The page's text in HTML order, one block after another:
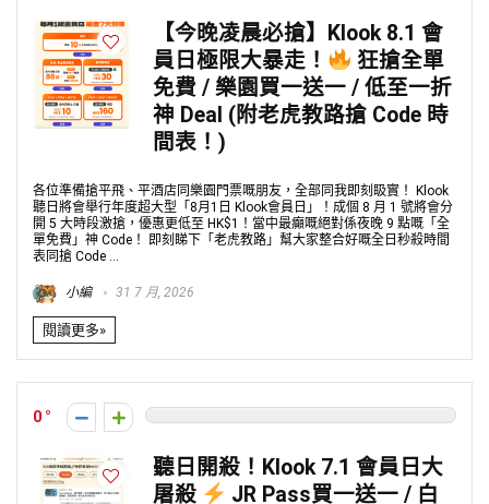
【今晚凌晨必搶】Klook 8.1 會
員日極限大暴走！
狂搶全單
免費 / 樂園買一送一 / 低至一折
神 Deal (附老虎教路搶 Code 時
間表！)
各位準備搶平飛、平酒店同樂園門票嘅朋友，全部同我即刻𥄫實！ Klook
聽日將會舉行年度超大型「8月1日 Klook會員日」！成個 8 月 1 號將會分
開 5 大時段激搶，優惠更低至 HK$1！當中最癲嘅絕對係夜晚 9 點嘅「全
單免費」神 Code！ 即刻睇下「老虎教路」幫大家整合好嘅全日秒殺時間
表同搶 Code ...
小編 31 7 月, 2026
閱讀更多»
0
聽日開殺！Klook 7.1 會員日大
屠殺
JR Pass買一送一 / 白